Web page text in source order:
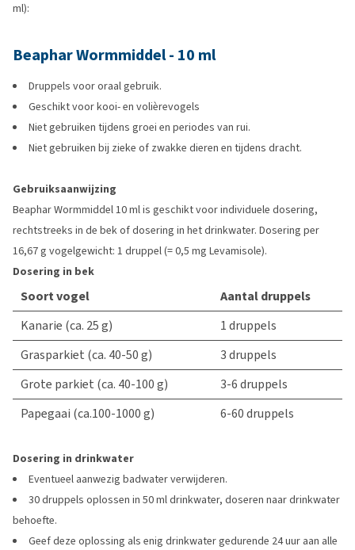
ml):
Beaphar Wormmiddel - 10 ml
Druppels voor oraal gebruik.
Geschikt voor kooi- en volièrevogels
Niet gebruiken tijdens groei en periodes van rui.
Niet gebruiken bij zieke of zwakke dieren en tijdens dracht.
Gebruiksaanwijzing
Beaphar Wormmiddel 10 ml is geschikt voor individuele dosering,
rechtstreeks in de bek of dosering in het drinkwater. Dosering per
16,67 g vogelgewicht: 1 druppel (= 0,5 mg Levamisole).
Dosering in bek
Soort vogel
Aantal druppels
Kanarie (ca. 25 g)
1 druppels
Grasparkiet (ca. 40-50 g)
3 druppels
Grote parkiet (ca. 40-100 g)
3-6 druppels
Papegaai (ca.100-1000 g)
6-60 druppels
Dosering in drinkwater
Eventueel aanwezig badwater verwijderen.
30 druppels oplossen in 50 ml drinkwater, doseren naar drinkwater
behoefte.
Geef deze oplossing als enig drinkwater gedurende 24 uur aan alle